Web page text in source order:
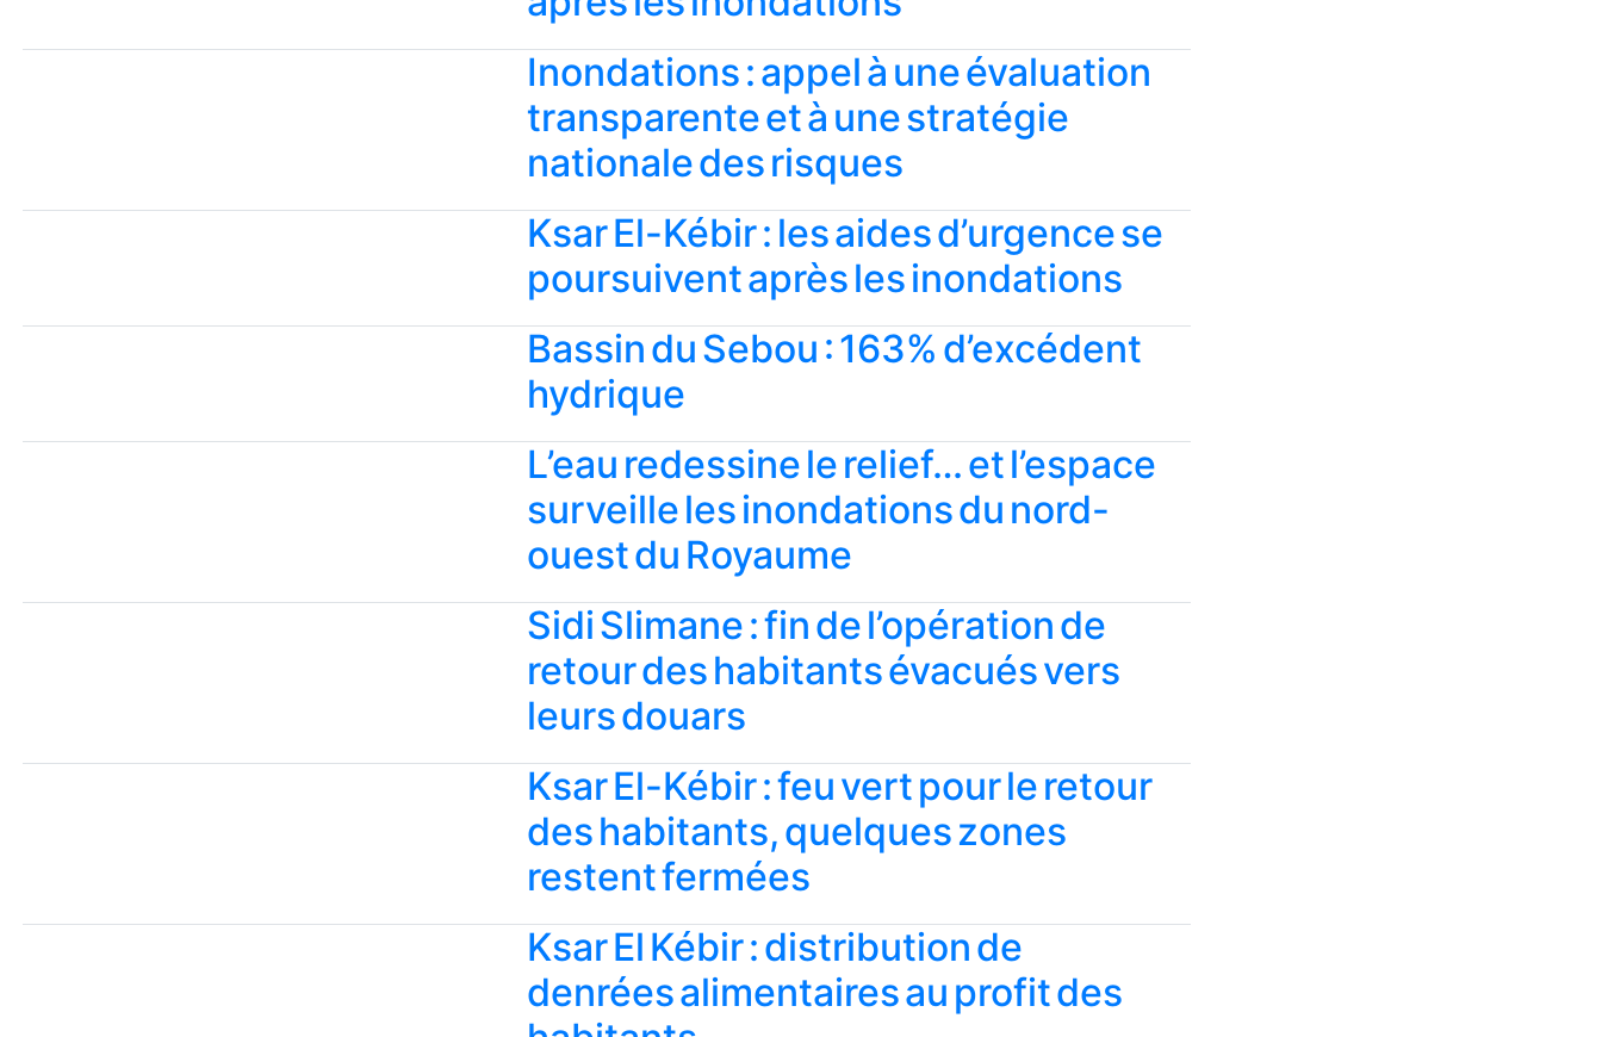
Inondations : appel à une évaluation
transparente et à une stratégie
nationale des risques
Ksar El-Kébir : les aides d’urgence se
poursuivent après les inondations
Bassin du Sebou : 163% d’excédent
hydrique
L’eau redessine le relief… et l’espace
surveille les inondations du nord-
ouest du Royaume
Sidi Slimane : fin de l’opération de
retour des habitants évacués vers
leurs douars
Ksar El-Kébir : feu vert pour le retour
des habitants, quelques zones
restent fermées
Ksar El Kébir : distribution de
denrées alimentaires au profit des